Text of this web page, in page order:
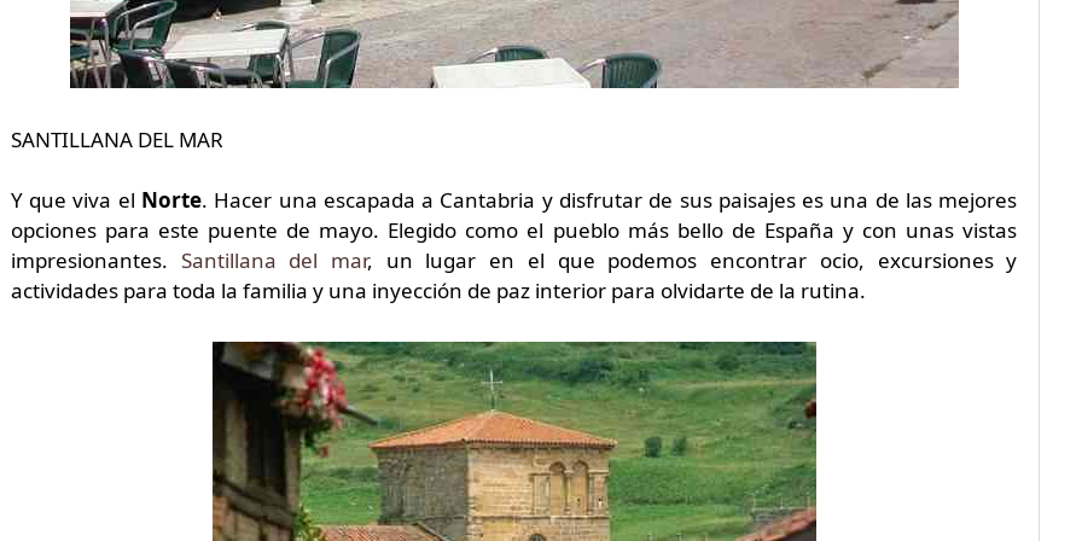
SANTILLANA DEL MAR
Y que viva el Norte. Hacer una escapada a Cantabria y disfrutar de sus paisajes es una de las mejores
opciones para este puente de mayo. Elegido como el pueblo más bello de España y con unas vistas
impresionantes. Santillana del mar, un lugar en el que podemos encontrar ocio, excursiones y
actividades para toda la familia y una inyección de paz interior para olvidarte de la rutina.